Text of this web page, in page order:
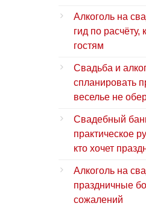
Алкоголь на
гид по
гостям
Свадьба и
спланировать
веселье не
Свадебный
практическое
кто хочет
Алкоголь на
праздничные
сожалений